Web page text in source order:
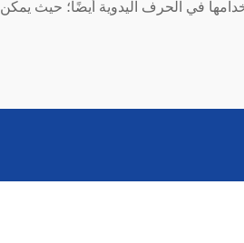
في الحرف اليدوية أيضًا؛ حيث يمكن